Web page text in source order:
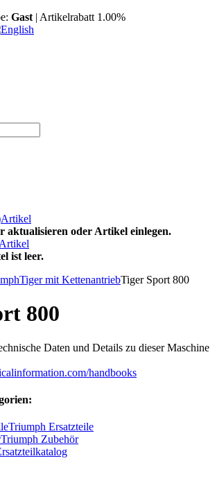
Gast | Artikelrabatt 1.00%
Artikel
aktualisieren oder Artikel einlegen.
Artikel
ist leer.
Tiger mit KettenantriebTiger Sport 800
800
Daten und Details zu dieser Maschine
handbooks
Triumph Ersatzteile
Triumph Zubehör